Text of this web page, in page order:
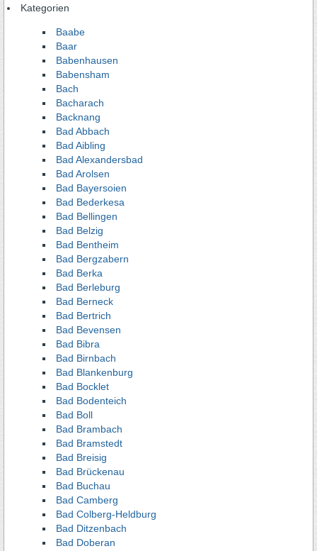
Kategorien
Baabe
Baar
Babenhausen
Babensham
Bach
Bacharach
Backnang
Bad Abbach
Bad Aibling
Bad Alexandersbad
Bad Arolsen
Bad Bayersoien
Bad Bederkesa
Bad Bellingen
Bad Belzig
Bad Bentheim
Bad Bergzabern
Bad Berka
Bad Berleburg
Bad Berneck
Bad Bertrich
Bad Bevensen
Bad Bibra
Bad Birnbach
Bad Blankenburg
Bad Bocklet
Bad Bodenteich
Bad Boll
Bad Brambach
Bad Bramstedt
Bad Breisig
Bad Brückenau
Bad Buchau
Bad Camberg
Bad Colberg-Heldburg
Bad Ditzenbach
Bad Doberan